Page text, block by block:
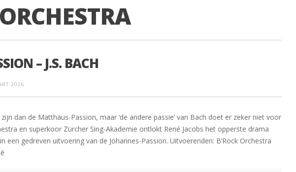
– J.S. BACH
2026
dan de Matthäus-Passion, maar ‘de andere passie’ van Bach doet er zeker niet voor
en superkoor Zürcher Sing-Akademie ontlokt René Jacobs het opperste drama
een gedreven uitvoering van de Johannes-Passion. Uitvoerenden: B’Rock Orchestra